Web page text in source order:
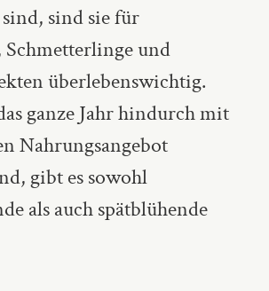
sind sie für
und
überlebenswichtig.
ganze Jahr hindurch mit
Nahrungsangebot
gibt es sowohl
als auch spätblühende